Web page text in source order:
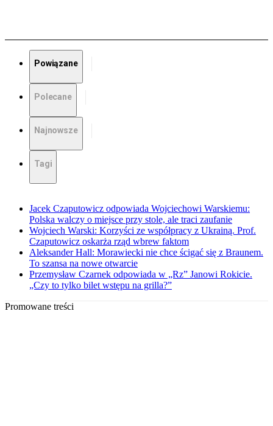
Powiązane
Polecane
Najnowsze
Tagi
Jacek Czaputowicz odpowiada Wojciechowi Warskiemu:
Polska walczy o miejsce przy stole, ale traci zaufanie
Wojciech Warski: Korzyści ze współpracy z Ukrainą. Prof.
Czaputowicz oskarża rząd wbrew faktom
Aleksander Hall: Morawiecki nie chce ścigać się z Braunem.
To szansa na nowe otwarcie
Przemysław Czarnek odpowiada w „Rz” Janowi Rokicie.
„Czy to tylko bilet wstępu na grilla?”
Promowane treści